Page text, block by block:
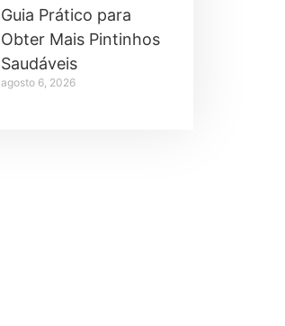
Guia Prático para
Obter Mais Pintinhos
Saudáveis
agosto 6, 2026